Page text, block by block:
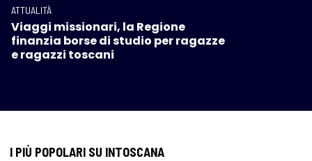
ATTUALITÀ
Viaggi missionari, la Regione
finanzia borse di studio per ragazze
e ragazzi toscani
I PIÙ POPOLARI SU INTOSCANA